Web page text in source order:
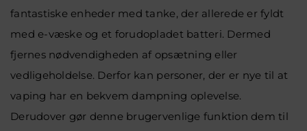
fantastiske enheder med tanke, der allerede er fyldt
med e-væske og et forudopladet batteri. Dermed
fjernes nødvendigheden af opsætning eller
vedligeholdelse. Derfor kan personer, der er nye til at
vaping har en bekvem dampning oplevelse.
Derudover gør denne brugervenlige funktion dem til